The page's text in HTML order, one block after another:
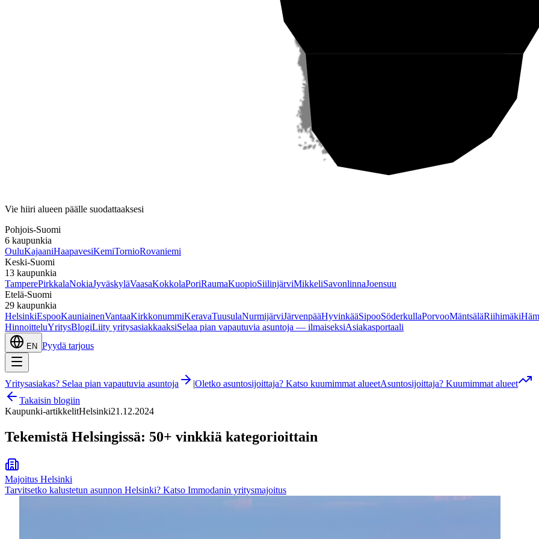
Vie hiiri alueen päälle suodattaaksesi
Pohjois-Suomi
6 kaupunkia
OuluKajaaniHaapavesiKemiTornioRovaniemi
Keski-Suomi
13 kaupunkia
TamperePirkkalaNokiaJyväskyläVaasaKokkolaPoriRaumaKuopioSiilinjärviMikkeliSavonlinnaJoensuu
Etelä-Suomi
29 kaupunkia
HelsinkiEspooKauniainenVantaaKirkkonummiKeravaTuusulaNurmijärviJärvenpääHyvinkääSipooSöderkullaPorvooMäntsäläRiihimäki
HinnoitteluYritysBlogiLiity yritysasiakkaaksiSelaa pian vapautuvia asuntoja — ilmaiseksiAsiakasportaali
EN Pyydä tarjous
Yritysasiakas? Selaa pian vapautuvia asuntoja |Oletko asuntosijoittaja? Katso kuumimmat alueetAsuntosijoittaja? Kuumimmat alueet
Takaisin blogiin
Kaupunki-artikkelitHelsinki21.12.2024
Tekemistä Helsingissä: 50+ vinkkiä kategorioittain
Majoitus Helsinki
Tarvitsetko kalustetun asunnon Helsinki? Katso Immodanin yritysmajoitus